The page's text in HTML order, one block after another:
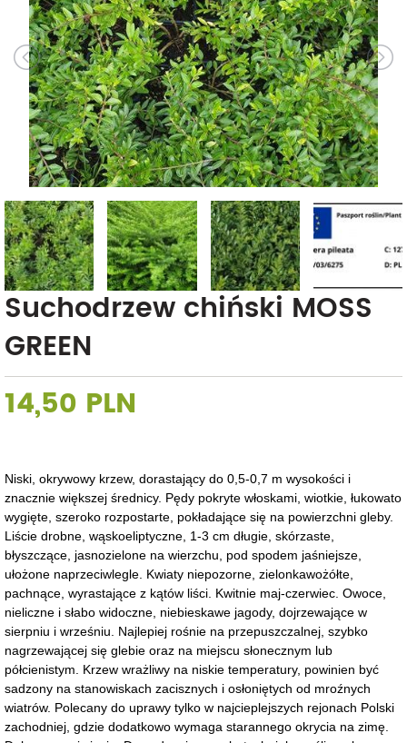
Suchodrzew chiński MOSS
GREEN
14,50 PLN
Niski, okrywowy krzew, dorastający do 0,5-0,7 m wysokości i
znacznie większej średnicy. Pędy pokryte włoskami, wiotkie, łukowato
wygięte, szeroko rozpostarte, pokładające się na powierzchni gleby.
Liście drobne, wąskoeliptyczne, 1-3 cm długie, skórzaste,
błyszczące, jasnozielone na wierzchu, pod spodem jaśniejsze,
ułożone naprzeciwlegle. Kwiaty niepozorne, zielonkawożółte,
pachnące, wyrastające z kątów liści. Kwitnie maj-czerwiec. Owoce,
nieliczne i słabo widoczne, niebieskawe jagody, dojrzewające w
sierpniu i wrześniu. Najlepiej rośnie na przepuszczalnej, szybko
nagrzewającej się glebie oraz na miejscu słonecznym lub
półcienistym. Krzew wrażliwy na niskie temperatury, powinien być
sadzony na stanowiskach zacisznych i osłoniętych od mroźnych
wiatrów. Polecany do uprawy tylko w najcieplejszych rejonach Polski
zachodniej, gdzie dodatkowo wymaga starannego okrycia na zimę.